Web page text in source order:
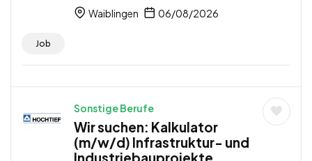
Waiblingen 06/08/2026
Job
Sonstige Berufe
Wir suchen: Kalkulator
(m/w/d) Infrastruktur- und
Industriebauprojekte